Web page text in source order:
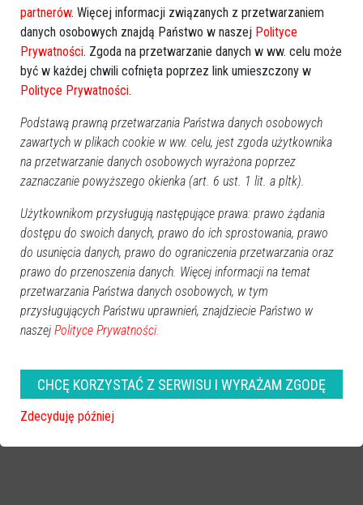
zobacz więcej zdjęć
partnerów. Więcej informacji związanych z przetwarzaniem
danych osobowych znajdą Państwo w naszej Polityce
Prywatności. Zgoda na przetwarzanie danych w ww. celu może
być w każdej chwili cofnięta poprzez link umieszczony w
Polityce Prywatności.
Podstawą prawną przetwarzania Państwa danych osobowych
zawartych w plikach cookie w ww. celu, jest zgoda użytkownika
na przetwarzanie danych osobowych wyrażona poprzez
zaznaczanie powyższego okienka (art. 6 ust. 1 lit. a pltk).
Użytkownikom przysługują następujące prawa: prawo żądania
dostępu do swoich danych, prawo do ich sprostowania, prawo
do usunięcia danych, prawo do ograniczenia przetwarzania oraz
prawo do przenoszenia danych. Więcej informacji na temat
przetwarzania Państwa danych osobowych, w tym
przysługujących Państwu uprawnień, znajdziecie Państwo w
naszej Polityce Prywatności.
CHCĘ KORZYSTAĆ Z SERWISU I WYRAŻAM ZGODĘ
Zdecyduję później